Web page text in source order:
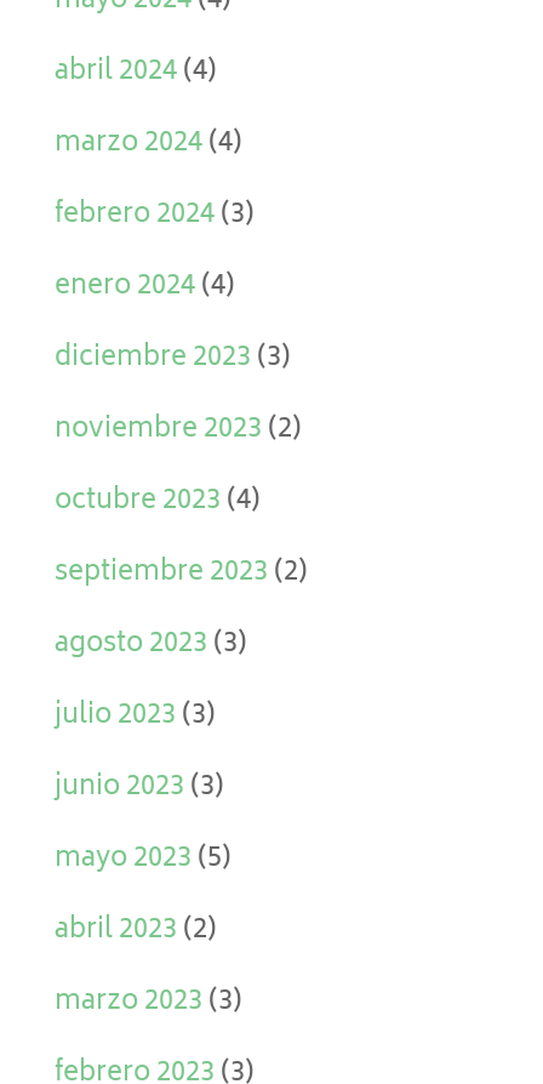
abril 2024(4)
marzo 2024(4)
febrero 2024(3)
enero 2024(4)
diciembre 2023(3)
noviembre 2023(2)
octubre 2023(4)
septiembre 2023(2)
agosto 2023(3)
julio 2023(3)
junio 2023(3)
mayo 2023(5)
abril 2023(2)
marzo 2023(3)
febrero 2023(3)